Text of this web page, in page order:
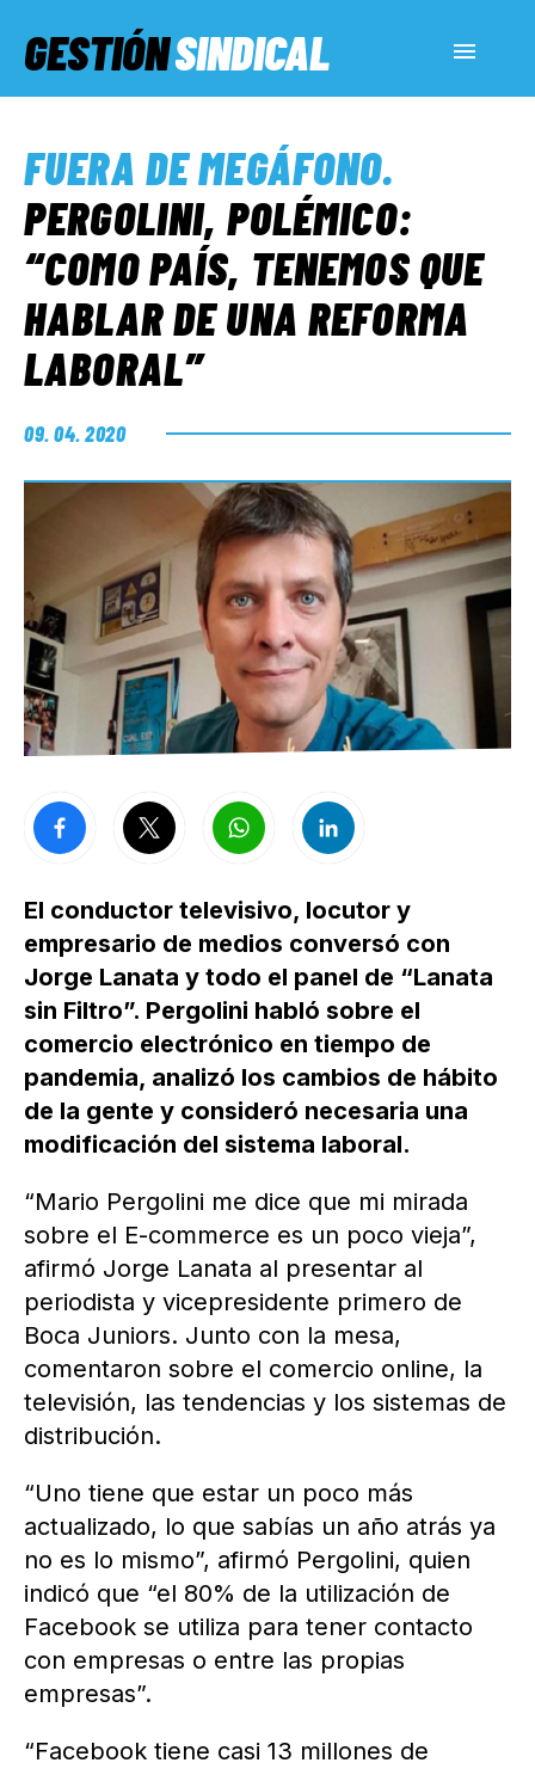
GESTIÓNSINDICAL
SERVICIOS SOCIALES
INFORMES ESPECIALES
FUERA DE MEGÁFONO
EL LADO «G»
FUERA DE MEGÁFONO.
PERGOLINI, POLÉMICO:
“COMO PAÍS, TENEMOS QUE
HABLAR DE UNA REFORMA
LABORAL”
09. 04. 2020
El conductor televisivo, locutor y
empresario de medios conversó con
Jorge Lanata y todo el panel de “Lanata
sin Filtro”. Pergolini habló sobre el
comercio electrónico en tiempo de
pandemia, analizó los cambios de hábito
de la gente y consideró necesaria una
modificación del sistema laboral.
“Mario Pergolini me dice que mi mirada
sobre el E-commerce es un poco vieja”,
afirmó Jorge Lanata al presentar al
periodista y vicepresidente primero de
Boca Juniors. Junto con la mesa,
comentaron sobre el comercio online, la
televisión, las tendencias y los sistemas de
distribución.
“Uno tiene que estar un poco más
actualizado, lo que sabías un año atrás ya
no es lo mismo”, afirmó Pergolini, quien
indicó que “el 80% de la utilización de
Facebook se utiliza para tener contacto
con empresas o entre las propias
empresas”.
“Facebook tiene casi 13 millones de